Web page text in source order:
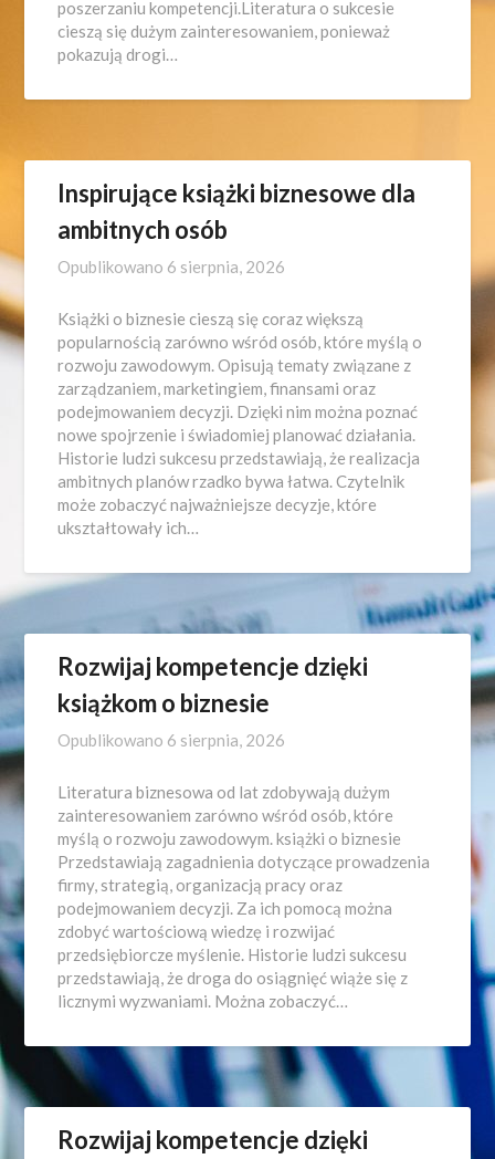
poszerzaniu kompetencji.Literatura o sukcesie
cieszą się dużym zainteresowaniem, ponieważ
pokazują drogi…
Inspirujące książki biznesowe dla
ambitnych osób
Opublikowano 6 sierpnia, 2026
Książki o biznesie cieszą się coraz większą
popularnością zarówno wśród osób, które myślą o
rozwoju zawodowym. Opisują tematy związane z
zarządzaniem, marketingiem, finansami oraz
podejmowaniem decyzji. Dzięki nim można poznać
nowe spojrzenie i świadomiej planować działania.
Historie ludzi sukcesu przedstawiają, że realizacja
ambitnych planów rzadko bywa łatwa. Czytelnik
może zobaczyć najważniejsze decyzje, które
ukształtowały ich…
Rozwijaj kompetencje dzięki
książkom o biznesie
Opublikowano 6 sierpnia, 2026
Literatura biznesowa od lat zdobywają dużym
zainteresowaniem zarówno wśród osób, które
myślą o rozwoju zawodowym. książki o biznesie
Przedstawiają zagadnienia dotyczące prowadzenia
firmy, strategią, organizacją pracy oraz
podejmowaniem decyzji. Za ich pomocą można
zdobyć wartościową wiedzę i rozwijać
przedsiębiorcze myślenie. Historie ludzi sukcesu
przedstawiają, że droga do osiągnięć wiąże się z
licznymi wyzwaniami. Można zobaczyć…
Rozwijaj kompetencje dzięki